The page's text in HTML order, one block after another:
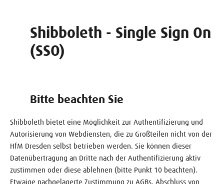
Shibboleth - Single Sign On
(SSO)
Bitte beachten Sie
Shibboleth bietet eine Möglichkeit zur Authentifizierung und
Autorisierung von Webdiensten, die zu Großteilen nicht von der
HfM Dresden selbst betrieben werden. Sie können dieser
Datenübertragung an Dritte nach der Authentifizierung aktiv
zustimmen oder diese ablehnen (bitte Punkt 10 beachten).
Etwaige nachgelagerte Zustimmung zu AGBs, Abschluss von